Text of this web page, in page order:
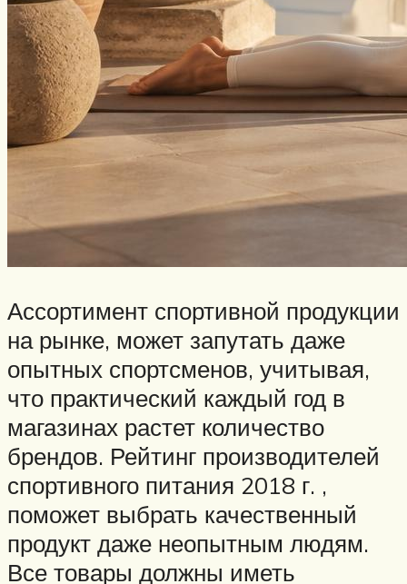
Ассортимент спортивной продукции
на рынке, может запутать даже
опытных спортсменов, учитывая,
что практический каждый год в
магазинах растет количество
брендов. Рейтинг производителей
спортивного питания 2018 г. ,
поможет выбрать качественный
продукт даже неопытным людям.
Все товары должны иметь